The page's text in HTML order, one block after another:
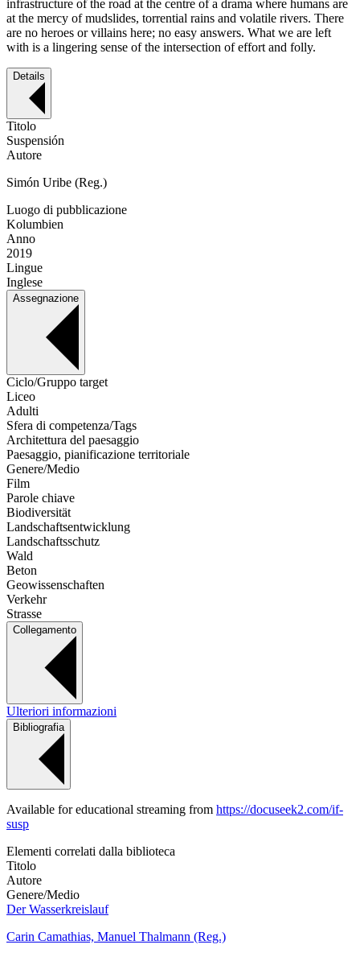
infrastructure of the road at the centre of a drama where humans are
at the mercy of mudslides, torrential rains and volatile rivers. There
are no heroes or villains here; no easy answers. What we are left
with is a lingering sense of the intersection of effort and folly.
Details
Titolo
Suspensión
Autore
Simón Uribe (Reg.)
Luogo di pubblicazione
Kolumbien
Anno
2019
Lingue
Inglese
Assegnazione
Ciclo/Gruppo target
Liceo
Adulti
Sfera di competenza/Tags
Architettura del paesaggio
Paesaggio, pianificazione territoriale
Genere/Medio
Film
Parole chiave
Biodiversität
Landschaftsentwicklung
Landschaftsschutz
Wald
Beton
Geowissenschaften
Verkehr
Strasse
Collegamento
Ulteriori informazioni
Bibliografia
Available for educational streaming from https://docuseek2.com/if-
susp
Elementi correlati dalla biblioteca
Titolo
Autore
Genere/Medio
Der Wasserkreislauf
Carin Camathias, Manuel Thalmann (Reg.)